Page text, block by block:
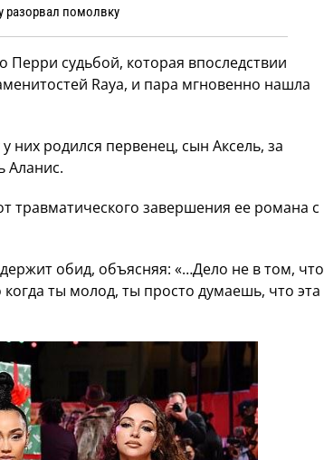
разорвал помолвку
судьбой, которая впоследствии
Raya, и пара мгновенно нашла
них родился первенец, сын Аксель, за
Аланис.
травматического завершения ее романа с
обид, объясняя: «…Дело не в том, что
когда ты молод, ты просто думаешь, что эта